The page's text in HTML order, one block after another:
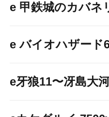
e 甲鉄城のカバネ
e バイオハザード
e牙狼11〜冴島大